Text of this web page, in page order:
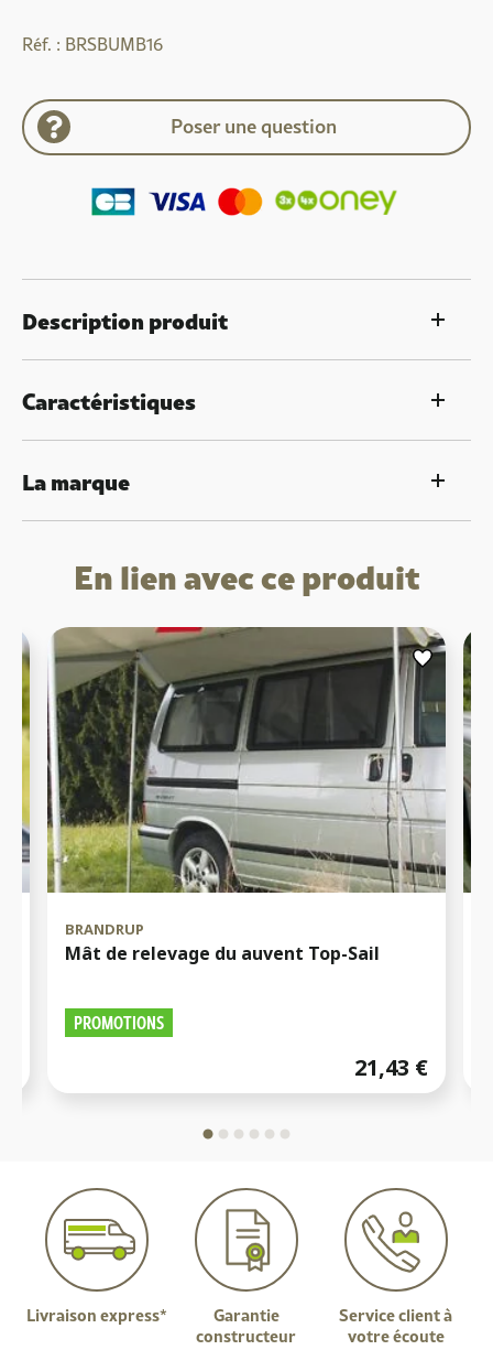
Réf. : BRSBUMB16
Poser une question
Description produit
Caractéristiques
La marque
En lien avec ce produit
BRANDRUP
Mât de relevage du auvent Top-Sail
PROMOTIONS
21,43 €
Livraison express*
Garantie
constructeur
Service client à
votre écoute